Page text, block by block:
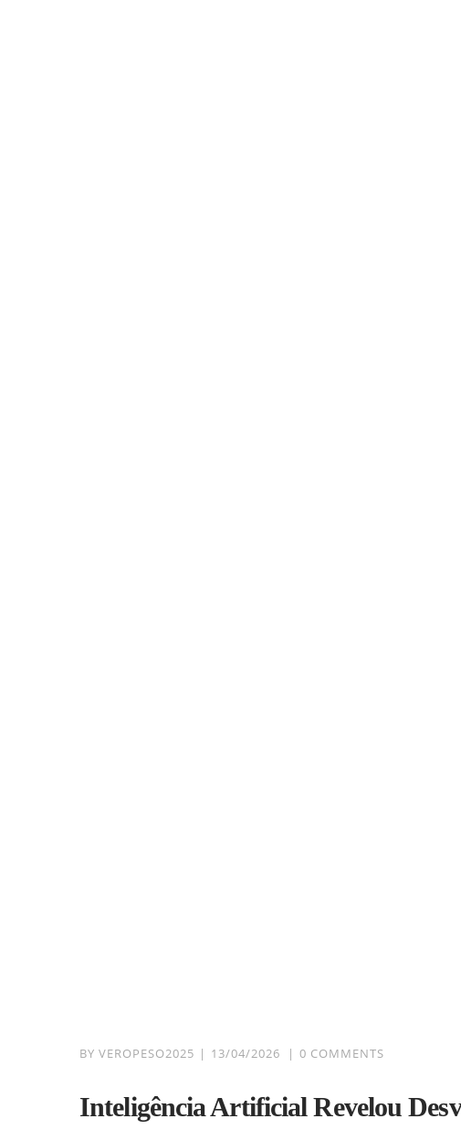
BY VEROPESO2025 13/04/2026 0 COMMENTS
Inteligência Artificial Revelou